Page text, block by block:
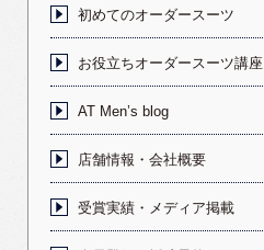
初めてのオーダースーツ
お役立ちオーダースーツ講座
AT Men’s blog
店舗情報・会社概要
受賞実績・メディア掲載